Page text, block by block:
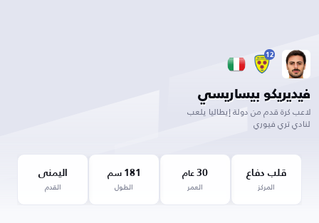
12
فيديريكو بيساريسي
لاعب كرة قدم من دولة إيطاليا يلعب
لنادي تري فيوري
قلب دفاع
المركز
30 عام
العمر
181 سم
الطول
اليمنى
القدم